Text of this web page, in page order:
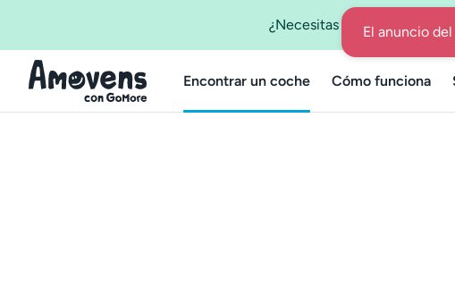
¿Necesitas un coche de
Encontrar un coche Cómo funciona